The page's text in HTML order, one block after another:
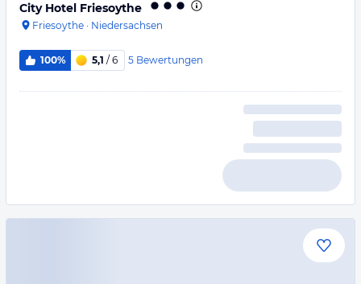
City Hotel Friesoythe
Friesoythe · Niedersachsen
100% 5,1 / 6 5 Bewertungen